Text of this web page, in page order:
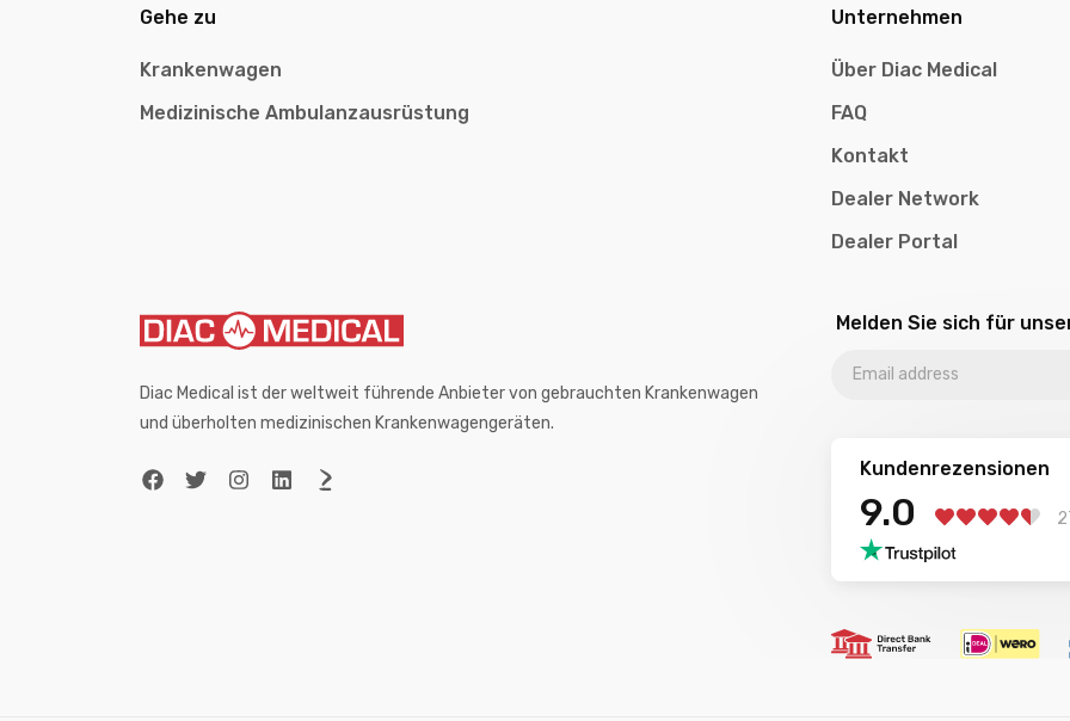
Diac Medical ist der weltweit führende Anbieter von gebrauchten Krankenwagen
und überholten medizinischen Krankenwagengeräten.
Gehe zu
Krankenwagen
Medizinische Ambulanzausrüstung
Unternehmen
Über Diac Medical
FAQ
Kontakt
Dealer Network
Dealer Portal
Melden Sie sich für
Kundenrezensionen
9.0